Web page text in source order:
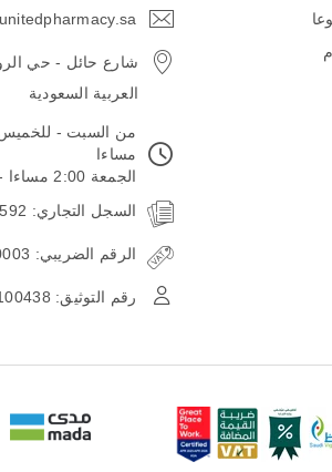
شارع حائل - حي
العربية السعودية
مساءا
الجمعة 2:00 مساءا - 10:00 مساءا
السجل التجاري: 4030072592
الرقم الضريبي: 300211666300003
رقم التوثيق: 0000100438